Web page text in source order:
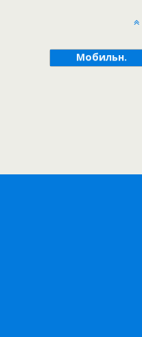
Мобильн.